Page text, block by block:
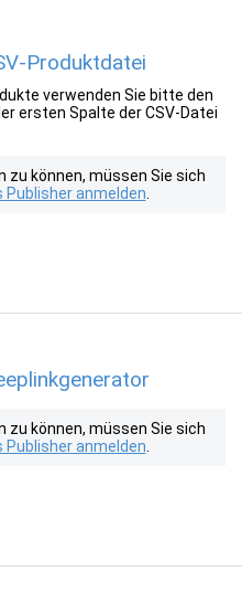
Produktdatei
verwenden Sie bitte den
ersten Spalte der CSV-Datei
können, müssen Sie sich
Publisher anmelden
können, müssen Sie sich
Publisher anmelden